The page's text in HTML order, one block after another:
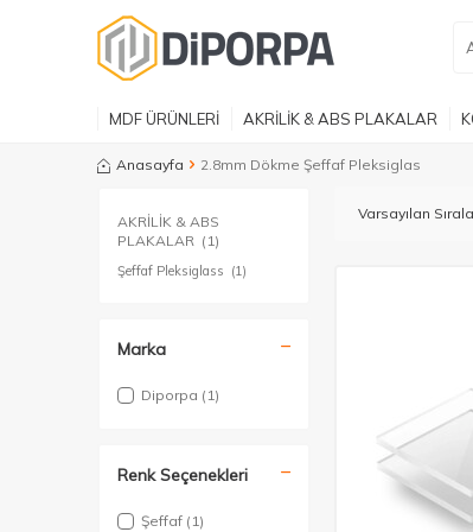
MDF ÜRÜNLERİ AKRİLİK & ABS PLAKALAR
Anasayfa 2.8mm Dökme Şeffaf Pleksiglas
AKRİLİK & ABS
PLAKALAR (1)
Şeffaf Pleksiglass (1)
Marka
Diporpa (1)
Renk Seçenekleri
Şeffaf (1)